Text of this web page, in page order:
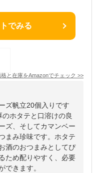
でみる
格と在庫をAmazonでチェック >>
ズ帆立20個入りです
ホタテと口溶けの良
ズ、そしてカマンベー
まみ珍味です。ホタテ
酒のおつまみとしてぴ
ため配りやすく、必要
できます。